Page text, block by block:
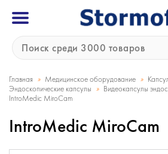
Главная » Медицинское оборудование »
Эндоскопические капсулы » Видеокапсулы
IntroMedic MiroCam
IntroMedic MiroCam